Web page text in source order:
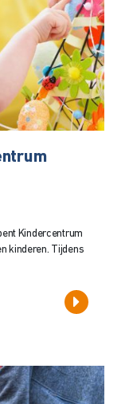
Kindercentrum
kinderen. Tijdens